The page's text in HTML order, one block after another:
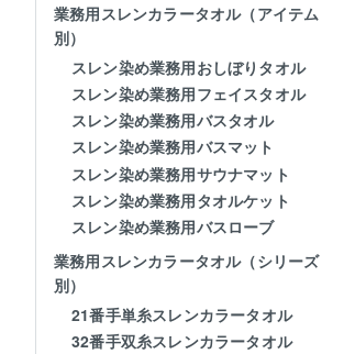
業務用スレンカラータオル（アイテム
別）
スレン染め業務用おしぼりタオル
スレン染め業務用フェイスタオル
スレン染め業務用バスタオル
スレン染め業務用バスマット
スレン染め業務用サウナマット
スレン染め業務用タオルケット
スレン染め業務用バスローブ
業務用スレンカラータオル（シリーズ
別）
21番手単糸スレンカラータオル
32番手双糸スレンカラータオル